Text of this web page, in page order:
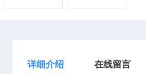
详细介绍 在线留言